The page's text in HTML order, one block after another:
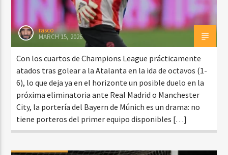
rasco
MARCH 15, 2026
Con los cuartos de Champions League prácticamente
atados tras golear a la Atalanta en la ida de octavos (1-
6), lo que deja ya en el horizonte un posible duelo en la
próxima eliminatoria ante Real Madrid o Manchester
City, la portería del Bayern de Múnich es un drama: no
tiene porteros del primer equipo disponibles […]